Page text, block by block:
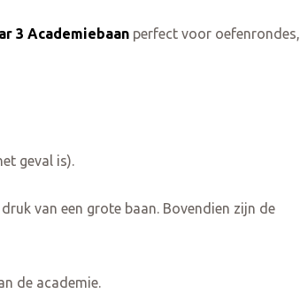
3 Academiebaan perfect voor oefenrondes,
geval is).
van een grote baan. Bovendien zijn de
de academie.